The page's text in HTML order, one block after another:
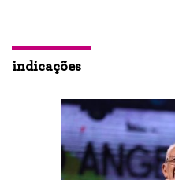
indicações